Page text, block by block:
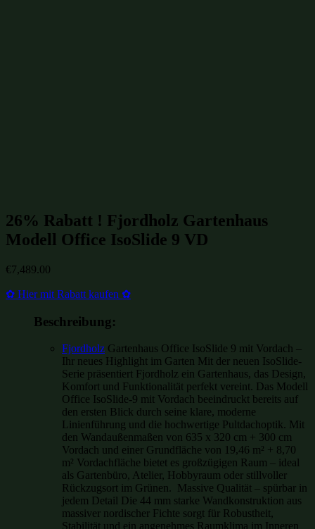
26% Rabatt ! Fjordholz Gartenhaus
Modell Office IsoSlide 9 VD
€7,489.00
✿ Hier mit Rabatt kaufen ✿
Beschreibung:
Fjordholz Gartenhaus Office IsoSlide 9 mit Vordach –
Ihr neues Highlight im Garten Mit der neuen IsoSlide-
Serie präsentiert Fjordholz ein Gartenhaus, das Design,
Komfort und Funktionalität perfekt vereint. Das Modell
Office IsoSlide-9 mit Vordach beeindruckt bereits auf
den ersten Blick durch seine klare, moderne
Linienführung und die hochwertige Pultdachoptik. Mit
den Wandaußenmaßen von 635 x 320 cm + 300 cm
Vordach und einer Grundfläche von 19,46 m² + 8,70
m² Vordachfläche bietet es großzügigen Raum – ideal
als Gartenbüro, Atelier, Hobbyraum oder stillvoller
Rückzugsort im Grünen. Massive Qualität – spürbar in
jedem Detail Die 44 mm starke Wandkonstruktion aus
massiver nordischer Fichte sorgt für Robustheit,
Stabilität und ein angenehmes Raumklima im Inneren